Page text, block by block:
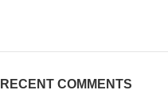
RECENT COMMENTS